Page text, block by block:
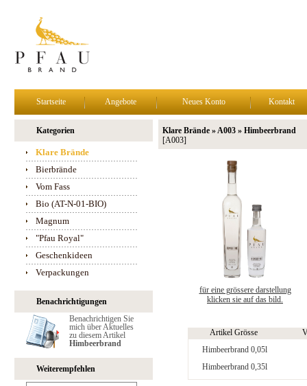
Startseite Angebote Neues Konto Kontakt
Kategorien
Klare Brände
Bierbrände
Vom Fass
Bio (AT-N-01-BIO)
Magnum
"Pfau Royal"
Geschenkideen
Verpackungen
Benachrichtigungen
Benachrichtigen Sie
mich über Aktuelles
zu diesem Artikel
Himbeerbrand
Weiterempfehlen
Klare Brände » A003 » Himbeerbrand
[A003]
für eine grössere darstellung
klicken sie auf das bild.
Artikel Grösse
Himbeerbrand 0,05l
Himbeerbrand 0,35l